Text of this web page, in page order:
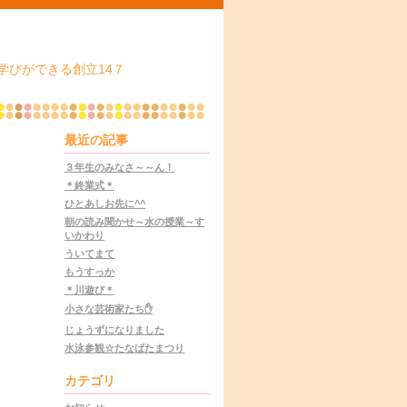
ができる創立14７
最近の記事
３年生のみなさ～～ん！
＊終業式＊
ひとあしお先に^^
朝の読み聞かせ～水の授業～す
いかわり
ういてまて
もうすっか
＊川遊び＊
小さな芸術家たち✋
じょうずになりました
水泳参観☆たなばたまつり
カテゴリ